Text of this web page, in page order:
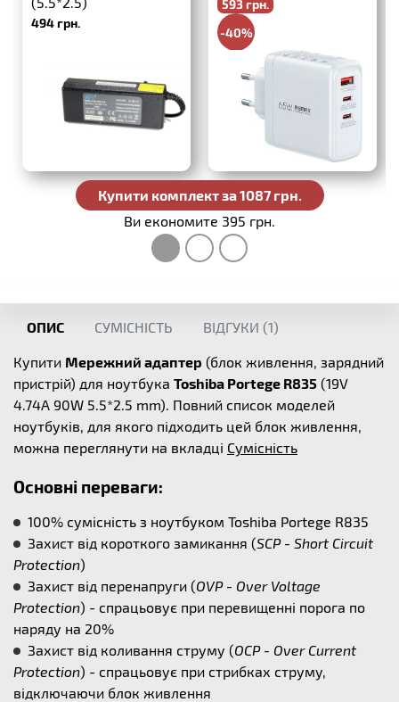
494 грн.
593 грн.
-40%
988 грн.
Купити комплект за 1087 грн.
Ви економите 395 грн.
ОПИС СУМІСНІСТЬ ВІДГУКИ (1)
Купити Мережний адаптер (блок живлення, зарядний
пристрій) для ноутбука Toshiba Portege R835 (19V
4.74A 90W 5.5*2.5 mm). Повний список моделей
ноутбуків, для якого підходить цей блок живлення,
можна переглянути на вкладці Сумісність
Основні переваги:
100% сумісність з ноутбуком Toshiba Portege R835
Захист від короткого замикання (SCP - Short Circuit
Protection)
Захист від перенапруги (OVP - Over Voltage
Protection) - спрацьовує при перевищенні порога по
наряду на 20%
Захист від коливання струму (OCP - Over Current
Protection) - спрацьовує при стрибках струму,
відключаючи блок живлення